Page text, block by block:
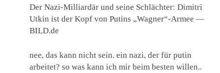
Der Nazi-Milliardär und seine Schlächter: Dimitri
Utkin ist der Kopf von Putins „Wagner“-Armee —
BILD.de
nee, das kann nicht sein. ein nazi, der für putin
arbeitet? so was kann ich mir beim besten willen..